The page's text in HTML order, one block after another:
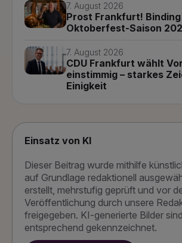
7. August 2026
Prost Frankfurt!
Oktoberfest-Saison
7. August 2026
CDU Frankfurt wählt
einstimmig – starkes
Einigkeit
Einsatz von KI
Dieser Beitrag wurde mithilfe
auf Grundlage redaktionell
erstellt, mehrstufig geprüft und vor
Veröffentlichung durch unsere
freigegeben. KI-generierte Bilder sind
entsprechend gekennzeichnet.